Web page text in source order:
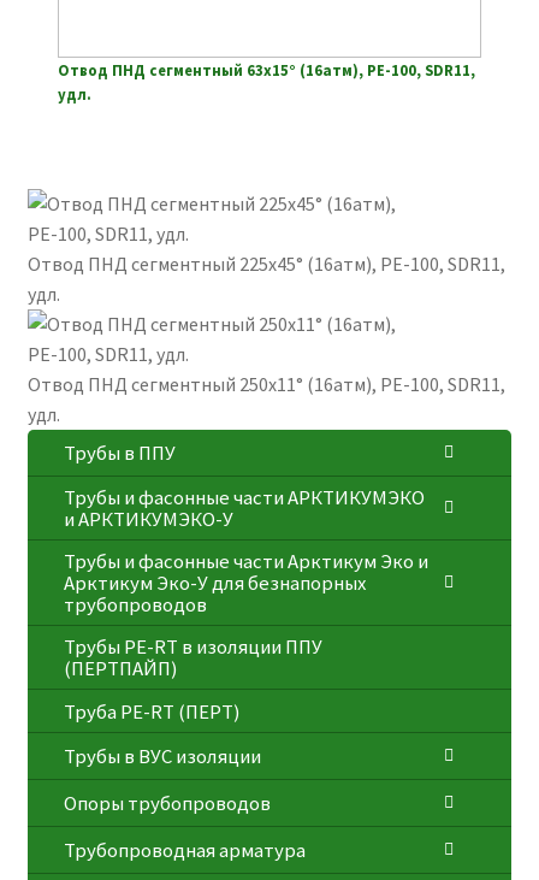
Отвод ПНД сегментный 63х15° (16атм), РЕ-100, SDR11,
удл.
Отвод ПНД сегментный 225х45° (16атм), РЕ-100, SDR11,
удл.
Отвод ПНД сегментный 250х11° (16атм), РЕ-100, SDR11,
удл.
Трубы в ППУ
Трубы и фасонные части АРКТИКУМЭКО
и АРКТИКУМЭКО-У
Трубы и фасонные части Арктикум Эко и
Арктикум Эко-У для безнапорных
трубопроводов
Трубы PE-RT в изоляции ППУ
(ПЕРТПАЙП)
⁠Трубa PE-RT (ПЕРТ)
Трубы в ВУС изоляции
Опоры трубопроводов
Трубопроводная арматура